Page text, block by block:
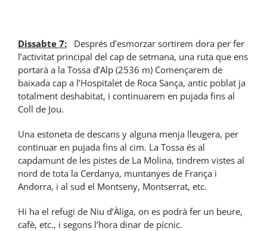
Dissabte 7: Després d’esmorzar sortirem dora per fer
l’activitat principal del cap de setmana, una ruta que ens
portarà a la Tossa d’Alp (2536 m) Començarem de
baixada cap a l’Hospitalet de Roca Sança, antic poblat ja
totalment deshabitat, i continuarem en pujada fins al
Coll de Jou.
Una estoneta de descans y alguna menja lleugera, per
continuar en pujada fins al cim. La Tossa és al
capdamunt de les pistes de La Molina, tindrem vistes al
nord de tota la Cerdanya, muntanyes de França i
Andorra, i al sud el Montseny, Montserrat, etc.
Hi ha el refugi de Niu d’Àliga, on es podrà fer un beure,
cafè, etc., i segons l’hora dinar de pícnic.